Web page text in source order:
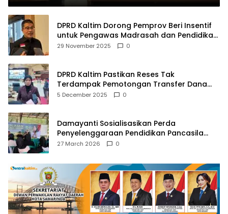
DPRD Kaltim Dorong Pemprov Beri Insentif
untuk Pengawas Madrasah dan Pendidikan
Agama
29 November 2025 0
DPRD Kaltim Pastikan Reses Tak
Terdampak Pemotongan Transfer Dana
Pusat
5 December 2025 0
Damayanti Sosialisasikan Perda
Penyelenggaraan Pendidikan Pancasila
dan Wawasan Kebangsaan
27 March 2026 0